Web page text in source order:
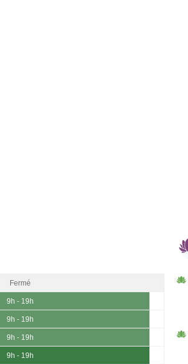
Fermé
9h - 19h
9h - 19h
9h - 19h
9h - 19h